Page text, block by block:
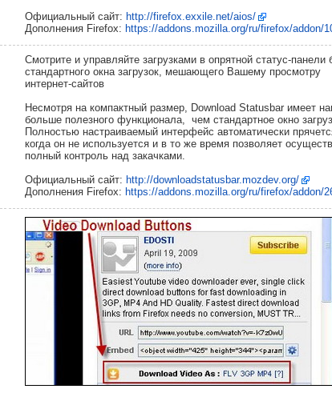
Официальный сайт: http://firefox.exxile.net/aios/
Дополнения Firefox: https://addons.mozilla.org/ru/firefox/addon/
Смотрите и управляйте загрузками в опрятной статус-панели
стандартного окна загрузок, мешающего Вашему просмотру
интернет-сайтов
Несмотря на компактный размер, Download Statusbar имеет
больше полезного функционала, чем стандартное окно
Полностью настраиваемый интерфейс автоматически
когда он не используется и в то же время позволяет
полный контроль над закачками.
Официальный сайт: http://downloadstatusbar.mozdev.org/
Дополнения Firefox: https://addons.mozilla.org/ru/firefox/addon/